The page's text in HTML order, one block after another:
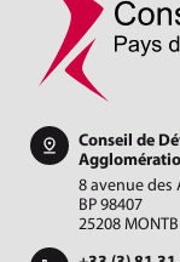
Conseil de
8 avenue des
BP 98407
25208